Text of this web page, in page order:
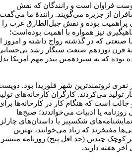
فراوان است و رانندگان که نقش
از جزیره می‌گویند. رانندۀ ما می‌گفت
بوده و نقش جبل‌الطارق غرب را
نیز همواره با اهمیت بوده‌است؛
صنعتی که در گذشته رواج داشته و امروز
قرن نوزدهم صنعت سیگار رشد
بوده که به سیزدهمین بندر مهم آمریکا
کی‌وست با جمعیت ۱۸هزار نفری ثروتمندترین شهر فلوریدا بود.
می‌کردند. کارگران کارخانه‌های
جالب است که هنگام کار در کارخانه‌ها
روزنامه یا ادبیات می‌خواندند؛ صبح‌ها
شکسپیر یا داستان‌های چارلز
مفتخرند که زیاد می‌خوانند، بهترین
کوچک چندین (حد اقل پنج) روزنامه منتشر
هفته دارند.